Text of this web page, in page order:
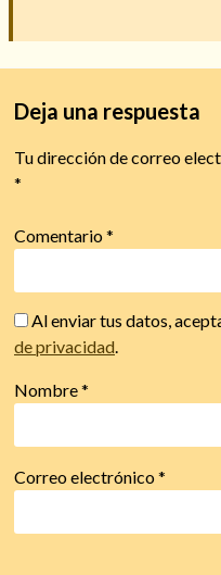
Deja una respuesta
Tu dirección de correo
*
Comentario*
Al enviar tus datos,
de privacidad
Nombre*
Correo electrónico*